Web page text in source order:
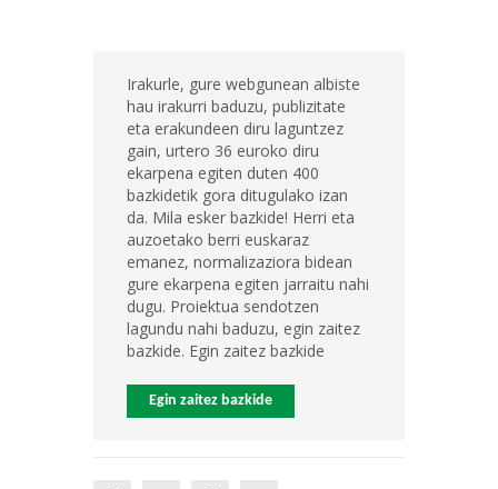
Irakurle, gure webgunean albiste
hau irakurri baduzu, publizitate
eta erakundeen diru laguntzez
gain, urtero 36 euroko diru
ekarpena egiten duten 400
bazkidetik gora ditugulako izan
da. Mila esker bazkide! Herri eta
auzoetako berri euskaraz
emanez, normalizaziora bidean
gure ekarpena egiten jarraitu nahi
dugu. Proiektua sendotzen
lagundu nahi baduzu, egin zaitez
bazkide. Egin zaitez bazkide
Egin zaitez bazkide